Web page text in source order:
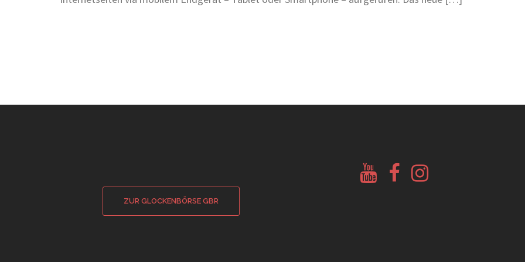
ZUR GLOCKENBÖRSE GBR
Youtube
Glockenberatung
Facebook
Glockenbörse
Instagram
Glockenbörse